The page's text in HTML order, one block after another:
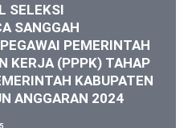
SELEKSI
SANGGAH
PEMERINTAH
KERJA (PPPK) TAHAP
KABUPATEN
ANGGARAN 2024